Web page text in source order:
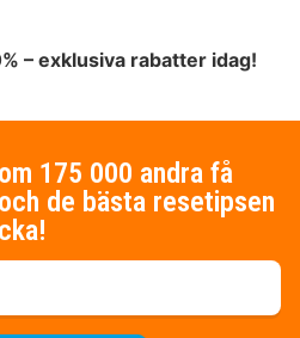
– exklusiva rabatter idag!
175 000 andra få
de bästa resetipsen